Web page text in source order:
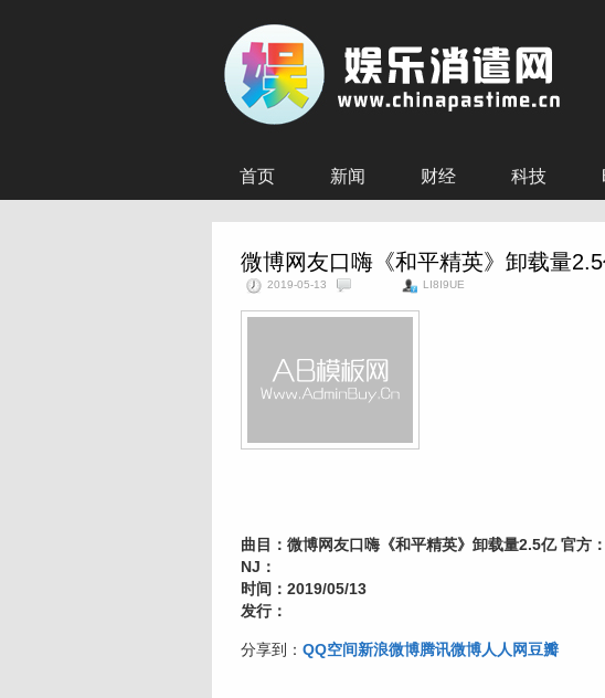
首页 新闻 财经 科技
微博网友口嗨《和平精英》卸载量
2019-05-13 LI8I9UE
曲目：微博网友口嗨《和平精英》卸载量2.5亿 官方
NJ：
时间：2019/05/13
发行：
分享到： QQ空间新浪微博腾讯微博人人网豆瓣